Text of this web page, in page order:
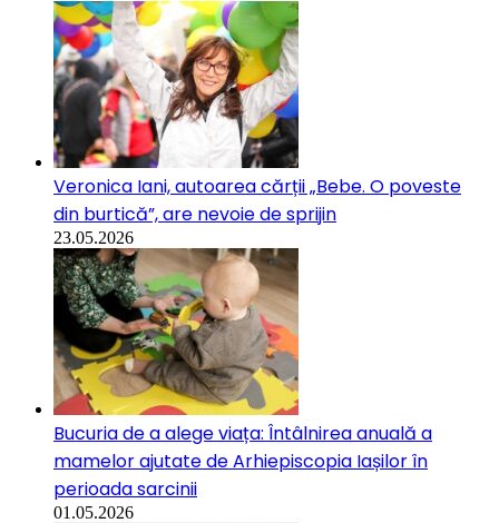
Veronica Iani, autoarea cărții „Bebe. O poveste
din burtică”, are nevoie de sprijin
23.05.2026
Bucuria de a alege viața: Întâlnirea anuală a
mamelor ajutate de Arhiepiscopia Iașilor în
perioada sarcinii
01.05.2026